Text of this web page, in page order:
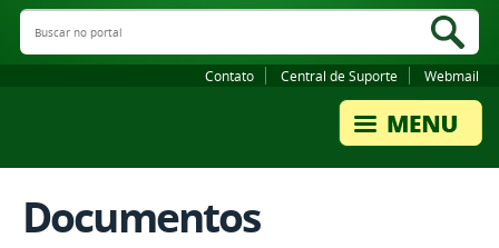
Buscar no portal
Contato Central de Suporte Webmail
Documentos